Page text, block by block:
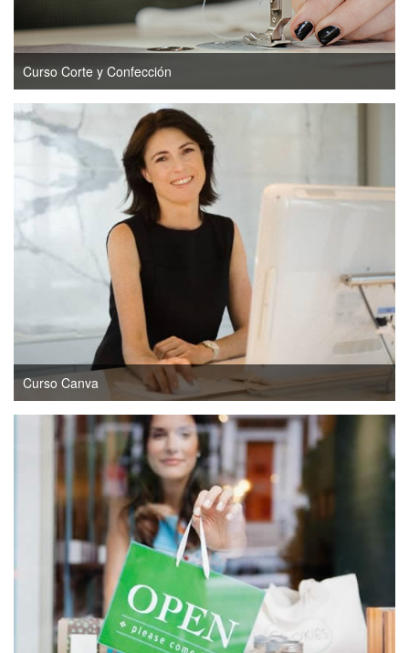
Curso Corte y Confección
Curso Canva